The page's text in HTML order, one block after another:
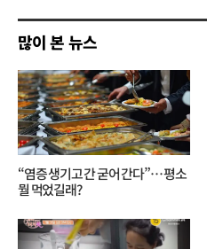
기
많이 본 뉴스
“염증 생기고 간 굳어 간다”… 평소
뭘 먹었길래?